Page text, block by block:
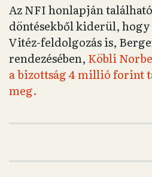
Az NFI honlapján
döntésekből kiderül, hogy
Vitéz-feldolgozás is,
rendezésében, Köbli
a bizottság 4 millió forint
meg.